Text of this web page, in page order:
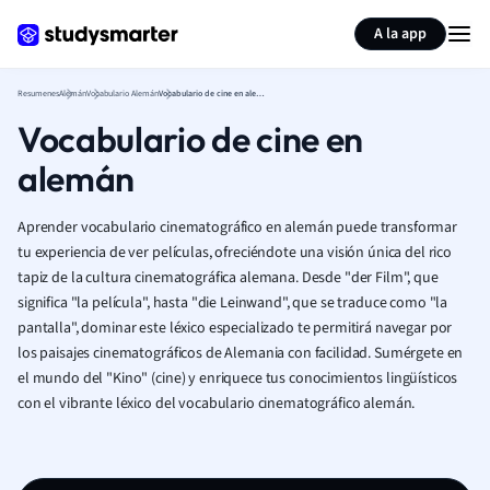
A la app
ResumenesAlemánVocabulario Alemán Vocabulario de cine en alemán
Vocabulario de cine en
alemán
Aprender vocabulario cinematográfico en alemán puede transformar
tu experiencia de ver películas, ofreciéndote una visión única del rico
tapiz de la cultura cinematográfica alemana. Desde "der Film", que
significa "la película", hasta "die Leinwand", que se traduce como "la
pantalla", dominar este léxico especializado te permitirá navegar por
los paisajes cinematográficos de Alemania con facilidad. Sumérgete en
el mundo del "Kino" (cine) y enriquece tus conocimientos lingüísticos
con el vibrante léxico del vocabulario cinematográfico alemán.
Resumir página